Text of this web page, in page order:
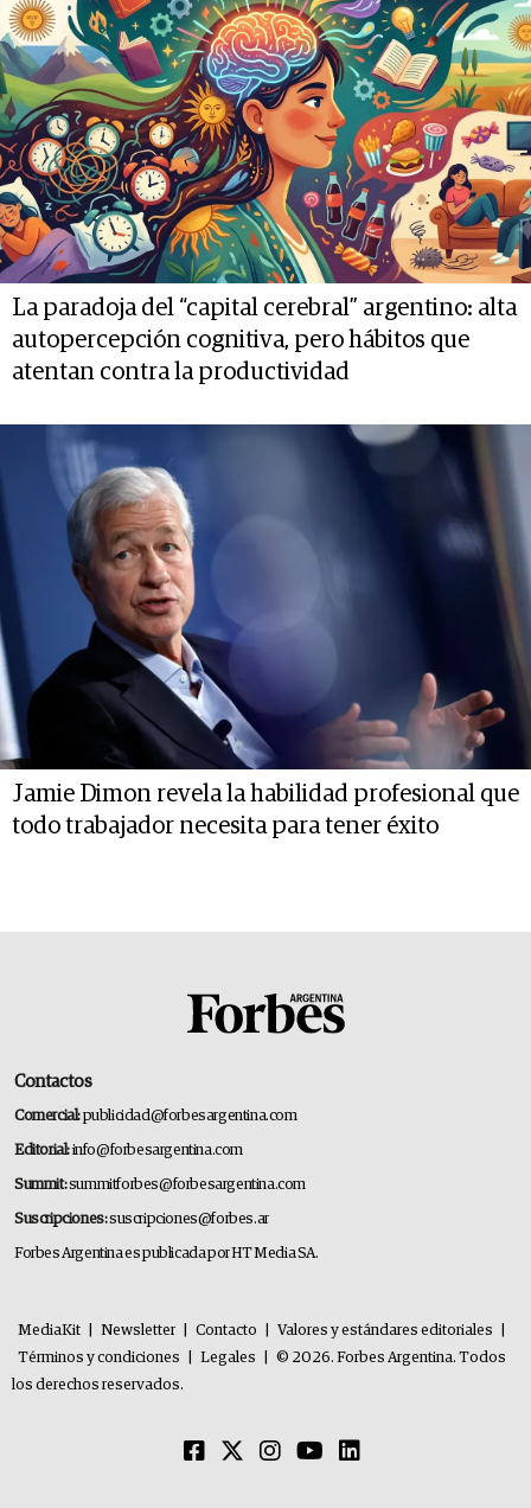
La paradoja del “capital cerebral” argentino: alta
autopercepción cognitiva, pero hábitos que
atentan contra la productividad
Jamie Dimon revela la habilidad profesional que
todo trabajador necesita para tener éxito
Contactos
Comercial:publicidad@forbesargentina.com
Editorial:info@forbesargentina.com
Summit:summitforbes@forbesargentina.com
Suscripciones:suscripciones@forbes.ar
Forbes Argentina es publicada por HT Media SA.
MediaKit Newsletter Contacto Valores y estándares editoriales
Términos y condiciones
Legales
© 2026. Forbes Argentina. Todos
los derechos reservados.